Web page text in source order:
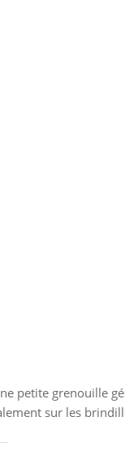
petite grenouille
sur les